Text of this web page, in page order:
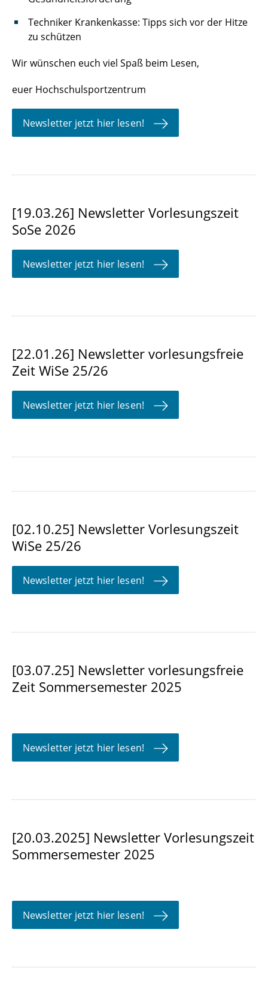
Techniker Krankenkasse: Tipps sich vor der Hitze
zu schützen
Wir wünschen euch viel Spaß beim Lesen,
euer Hochschulsportzentrum
Newsletter jetzt hier lesen!
[19.03.26] Newsletter Vorlesungszeit
SoSe 2026
Newsletter jetzt hier lesen!
[22.01.26] Newsletter vorlesungsfreie
Zeit WiSe 25/26
Newsletter jetzt hier lesen!
[02.10.25] Newsletter Vorlesungszeit
WiSe 25/26
Newsletter jetzt hier lesen!
[03.07.25] Newsletter vorlesungsfreie
Zeit Sommersemester 2025
Newsletter jetzt hier lesen!
[20.03.2025] Newsletter Vorlesungszeit
Sommersemester 2025
Newsletter jetzt hier lesen!